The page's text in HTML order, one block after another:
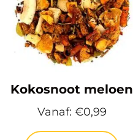
Kokosnoot meloen
Vanaf: €0,99